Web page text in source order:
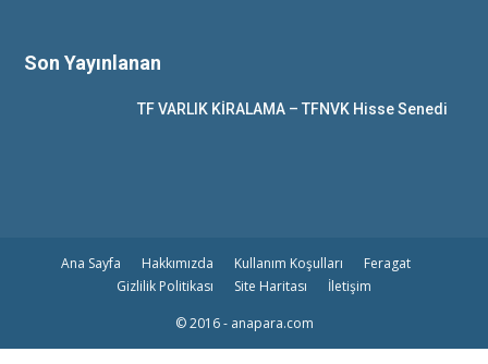
Son Yayınlanan
TF VARLIK KİRALAMA – TFNVK Hisse Senedi
Ana Sayfa Hakkımızda Kullanım Koşulları
Feragat
Gizlilik Politikası
Site Haritası
İletişim
© 2016 - anapara.com